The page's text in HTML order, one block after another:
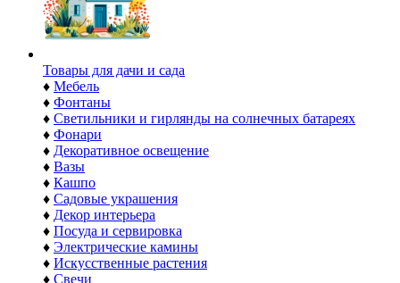
Товары для дачи и сада
♦ Мебель
♦ Фонтаны
♦ Светильники и гирлянды на солнечных батареях
♦ Фонари
♦ Декоративное освещение
♦ Вазы
♦ Кашпо
♦ Садовые украшения
♦ Декор интерьера
♦ Посуда и сервировка
♦ Электрические камины
♦ Искусственные растения
♦ Свечи